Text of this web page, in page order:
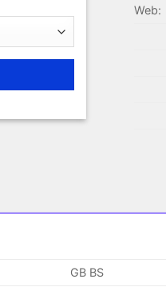
Web:
GB BS